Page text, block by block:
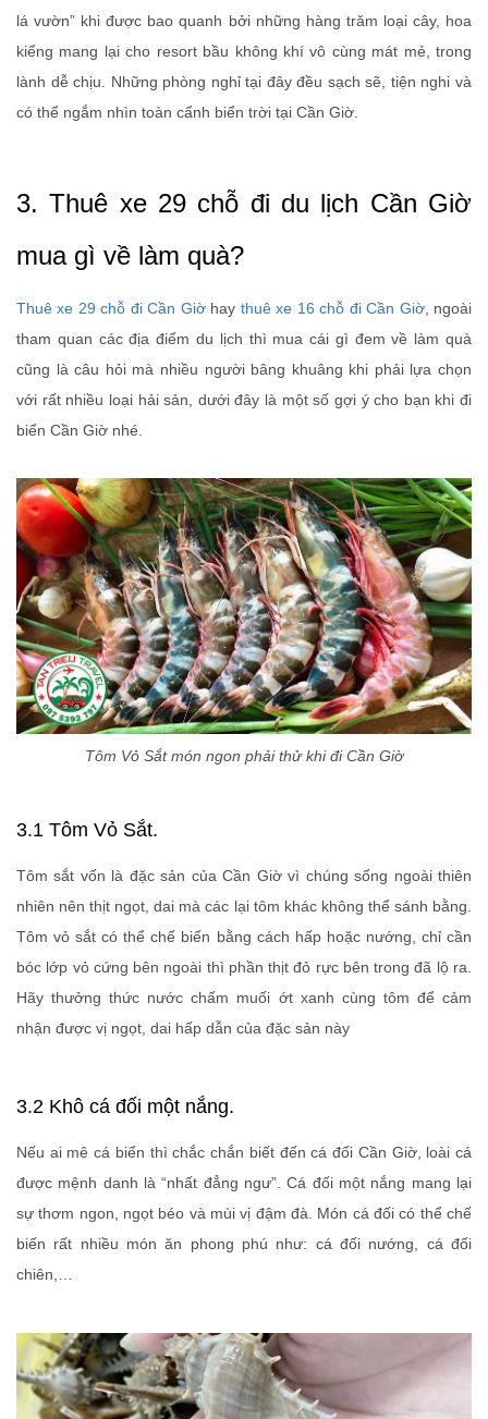
lá vườn” khi được bao quanh bởi những hàng trăm loại cây, hoa
kiểng mang lại cho resort bầu không khí vô cùng mát mẻ, trong
lành dễ chịu. Những phòng nghỉ tại đây đều sạch sẽ, tiện nghi và
có thể ngắm nhìn toàn cẩnh biển trời tại Cần Giờ.
3. Thuê xe 29 chỗ đi du lịch Cần Giờ
mua gì về làm quà?
Thuê xe 29 chỗ đi Cần Giờhay thuê xe 16 chỗ đi Cần Giờ, ngoài
tham quan các địa điểm du lịch thì mua cái gì đem về làm quà
cũng là câu hỏi mà nhiều người bâng khuâng khi phải lựa chọn
với rất nhiều loại hải sản, dưới đây là một số gợi ý cho bạn khi đi
biển Cần Giờ nhé.
Tôm Vỏ Sắt món ngon phải thử khi đi Cần Giờ
3.1 Tôm Vỏ Sắt.
Tôm sắt vốn là đặc sản của Cần Giờ vì chúng sống ngoài thiên
nhiên nên thịt ngọt, dai mà các lại tôm khác không thể sánh bằng.
Tôm vỏ sắt có thể chế biến bằng cách hấp hoặc nướng, chỉ cần
bóc lớp vỏ cứng bên ngoài thì phần thịt đỏ rực bên trong đã lộ ra.
Hãy thưởng thức nước chấm muối ớt xanh cùng tôm để cảm
nhận được vị ngọt, dai hấp dẫn của đặc sản này
3.2 Khô cá đối một nắng.
Nếu ai mê cá biển thì chắc chắn biết đến cá đối Cần Giờ, loài cá
được mệnh danh là “nhất đẳng ngư”. Cá đối một nắng mang lại
sự thơm ngon, ngọt béo và mùi vị đậm đà. Món cá đối có thể chế
biến rất nhiều món ăn phong phú như: cá đối nướng, cá đối
chiên,…